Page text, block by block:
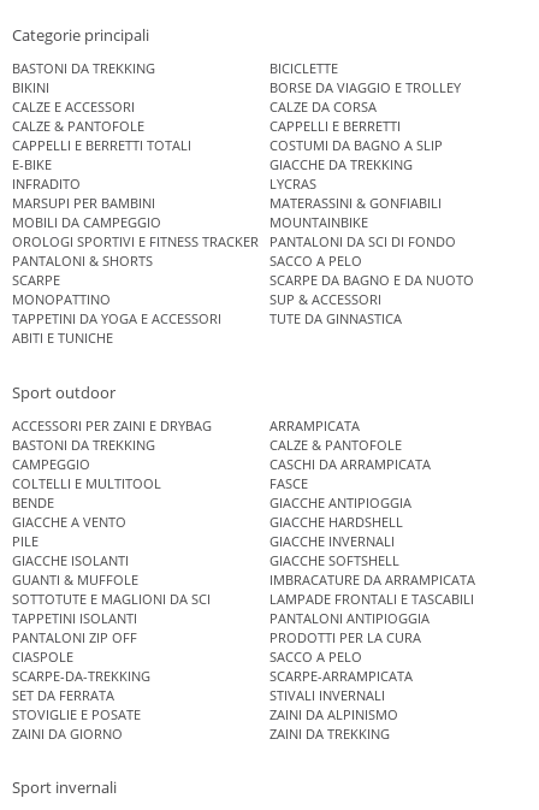
Categorie principali
BASTONI DA TREKKING
BICICLETTE
BIKINI
BORSE DA VIAGGIO E TROLLEY
CALZE E ACCESSORI
CALZE DA CORSA
CALZE & PANTOFOLE
CAPPELLI E BERRETTI
CAPPELLI E BERRETTI TOTALI
COSTUMI DA BAGNO A SLIP
E-BIKE
GIACCHE DA TREKKING
INFRADITO
LYCRAS
MARSUPI PER BAMBINI
MATERASSINI & GONFIABILI
MOBILI DA CAMPEGGIO
MOUNTAINBIKE
OROLOGI SPORTIVI E FITNESS TRACKER
PANTALONI DA SCI DI FONDO
PANTALONI & SHORTS
SACCO A PELO
SCARPE
SCARPE DA BAGNO E DA NUOTO
MONOPATTINO
SUP & ACCESSORI
TAPPETINI DA YOGA E ACCESSORI
TUTE DA GINNASTICA
ABITI E TUNICHE
Sport outdoor
ACCESSORI PER ZAINI E DRYBAG
ARRAMPICATA
BASTONI DA TREKKING
CALZE & PANTOFOLE
CAMPEGGIO
CASCHI DA ARRAMPICATA
COLTELLI E MULTITOOL
FASCE
BENDE
GIACCHE ANTIPIOGGIA
GIACCHE A VENTO
GIACCHE HARDSHELL
PILE
GIACCHE INVERNALI
GIACCHE ISOLANTI
GIACCHE SOFTSHELL
GUANTI & MUFFOLE
IMBRACATURE DA ARRAMPICATA
SOTTOTUTE E MAGLIONI DA SCI
LAMPADE FRONTALI E TASCABILI
TAPPETINI ISOLANTI
PANTALONI ANTIPIOGGIA
PANTALONI ZIP OFF
PRODOTTI PER LA CURA
CIASPOLE
SACCO A PELO
SCARPE-DA-TREKKING
SCARPE-ARRAMPICATA
SET DA FERRATA
STIVALI INVERNALI
STOVIGLIE E POSATE
ZAINI DA ALPINISMO
ZAINI DA GIORNO
ZAINI DA TREKKING
Sport invernali